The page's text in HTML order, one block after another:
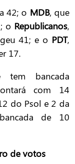
42; o MDB, que
o Republicanos,
41; e o PDT,
17.
bancada
com 14
do Psol e 2 da
de 10
de votos